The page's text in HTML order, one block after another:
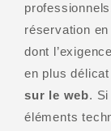
réservation
dont
en plus
sur le web.
éléments